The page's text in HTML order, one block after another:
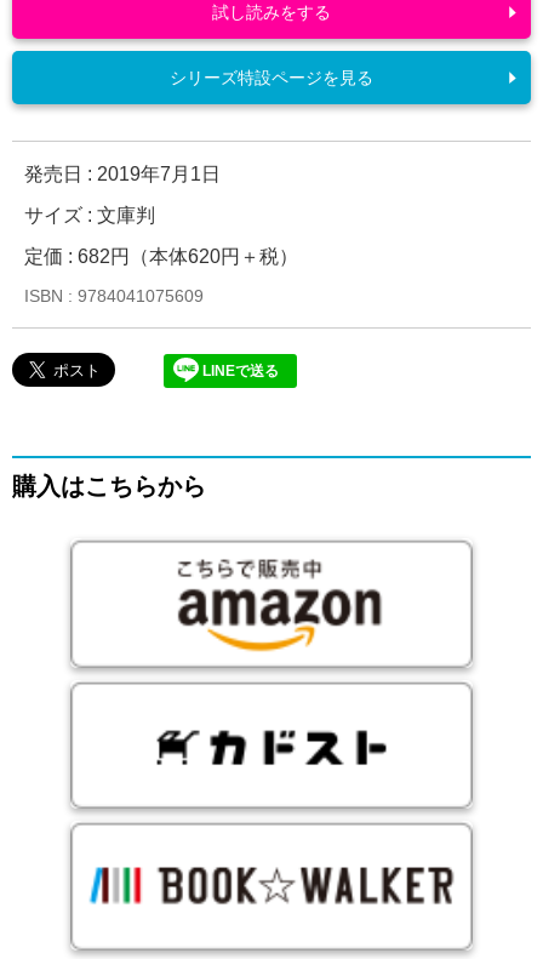
発売日 : 2019年7月1日
サイズ : 文庫判
定価 : 682円（本体620円＋税）
ISBN : 9784041075609
LINEで送る
試し読みをする
シリーズ特設ページを見る
購入はこちらから